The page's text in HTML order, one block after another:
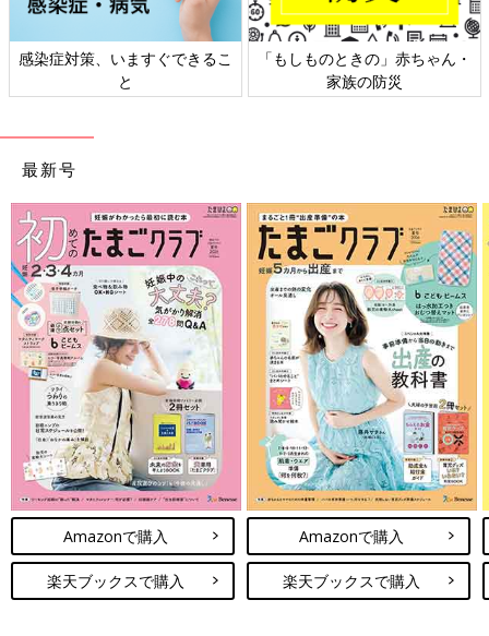
miyuさんは、こちらの「ポケモン UT」を。ニンフィアとイーブ
イが描かれており、しかもピンクカラーでなんとも可愛らしいT
シャツです。ポケモンシリーズのTシャツはほかにも種類があ
り、お気に入りのポケモンTを見つけることができれば、お着換
仕上げるには、濃い目のピンク、濃い目のネイビーがおすすめで
す！
ネイビーの太めボーダーは、モノトーンコーデに仕
上げても軽やかな印象に！
感染症対策、いますぐできるこ
と
「もしものときの」赤ちゃん・
家族の防災
最新号
Amazonで購入
楽天ブックスで購入
Amazonで購入
楽天ブックスで購入